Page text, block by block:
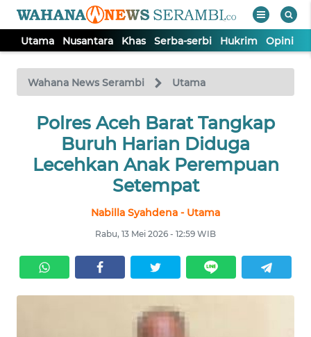
Utama Nusantara Khas Serba-serbi Hukrim Opini
Wahana News Serambi Utama
Polres Aceh Barat Tangkap
Buruh Harian Diduga
Lecehkan Anak Perempuan
Setempat
Nabilla Syahdena - Utama
Rabu, 13 Mei 2026 - 12:59 WIB
TV
Tutup
UTAMA
NUSANTARA
SERBI
HUKRIM